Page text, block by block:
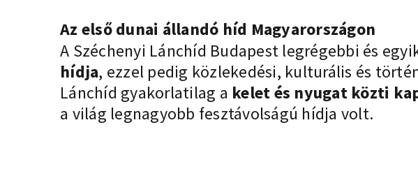
Az első dunai állandó híd Magyarországon
A Széchenyi Lánchíd Budapest legrégebbi és
hídja, ezzel pedig közlekedési, kulturális és
Lánchíd gyakorlatilag a kelet és nyugat közti
a világ legnagyobb fesztávolságú hídja volt.